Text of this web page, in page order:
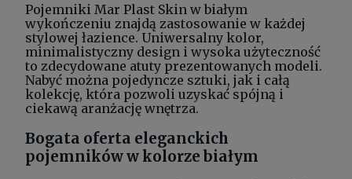
Pojemniki Mar Plast Skin w białym
wykończeniu znajdą zastosowanie w każdej
stylowej łazience. Uniwersalny kolor,
minimalistyczny design i wysoka użyteczność
to zdecydowane atuty prezentowanych modeli.
Nabyć można pojedyncze sztuki, jak i całą
kolekcję, która pozwoli uzyskać spójną i
ciekawą aranżację wnętrza.
Bogata oferta eleganckich
pojemników w kolorze białym